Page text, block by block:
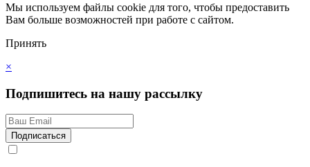
Мы используем файлы cookie для того, чтобы предоставить
Вам больше возможностей при работе с сайтом.
Принять
×
Подпишитесь на нашу рассылку